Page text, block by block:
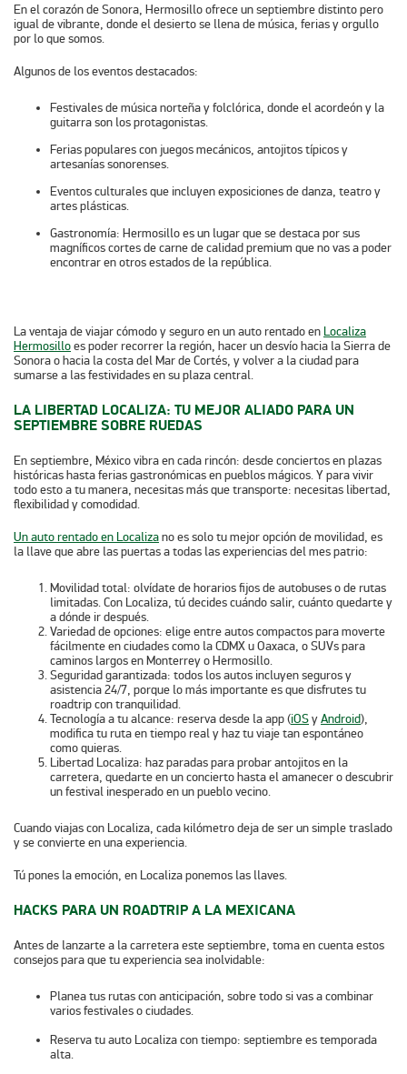
En el corazón de Sonora, Hermosillo ofrece un septiembre distinto pero
igual de vibrante, donde el desierto se llena de música, ferias y orgullo
por lo que somos.
Algunos de los eventos destacados:
Festivales de música norteña y folclórica, donde el acordeón y la
guitarra son los protagonistas.
Ferias popularescon juegos mecánicos, antojitos típicos y
artesanías sonorenses.
Eventos culturalesque incluyen exposiciones de danza, teatro y
artes plásticas.
Gastronomía: Hermosillo es un lugar que se destaca por sus
magníficos cortes de carne de calidad premium que no vas a poder
encontrar en otros estados de la república.
La ventaja de viajar cómodo y seguro en un auto rentado en Localiza
Hermosilloes poder recorrer la región, hacer un desvío hacia la Sierra de
Sonora o hacia la costa del Mar de Cortés, y volver a la ciudad para
sumarse a las festividades en su plaza central.
LA LIBERTAD LOCALIZA: TU MEJOR ALIADO PARA UN
SEPTIEMBRE SOBRE RUEDAS
En septiembre, México vibra en cada rincón: desde conciertos en plazas
históricas hasta ferias gastronómicas en pueblos mágicos. Y para vivir
todo esto a tu manera, necesitas más que transporte: necesitas libertad,
flexibilidad y comodidad.
Un auto rentado en Localizano es solo tu mejor opción de movilidad, es
la llave que abre las puertas a todas las experiencias del mes patrio:
Movilidad total: olvídate de horarios fijos de autobuses o de rutas
limitadas. Con Localiza, tú decides cuándo salir, cuánto quedarte y
a dónde ir después.
Variedad de opciones: elige entre autos compactos para moverte
fácilmente en ciudades como la CDMX u Oaxaca, o SUVs para
caminos largos en Monterrey o Hermosillo.
Seguridad garantizada: todos los autos incluyen seguros y
asistencia 24/7, porque lo más importante es que disfrutes tu
roadtrip con tranquilidad.
Tecnología a tu alcance: reserva desde la app (iOSyAndroid),
modifica tu ruta en tiempo real y haz tu viaje tan espontáneo
como quieras.
Libertad Localiza: haz paradas para probar antojitos en la
carretera, quedarte en un concierto hasta el amanecer o descubrir
un festival inesperado en un pueblo vecino.
Cuando viajas con Localiza, cada kilómetro deja de ser un simple traslado
y se convierte en una experiencia.
Tú pones la emoción, en Localiza ponemos las llaves.
HACKS PARA UN ROADTRIP A LA MEXICANA
Antes de lanzarte a la carretera este septiembre, toma en cuenta estos
consejos para que tu experiencia sea inolvidable:
Planea tus rutas con anticipación, sobre todo si vas a combinar
varios festivales o ciudades.
Reserva tu auto Localiza con tiempo: septiembre es temporada
alta.